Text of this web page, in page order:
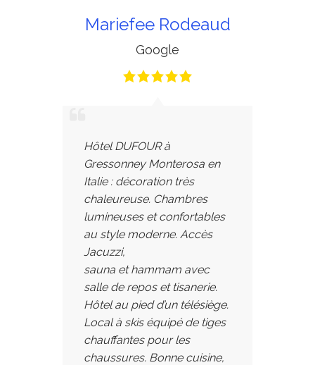
Mariefee Rodeaud
Google
Hôtel DUFOUR à
Gressonney Monterosa en
Italie : décoration très
chaleureuse. Chambres
lumineuses et confortables
au style moderne. Accès
Jacuzzi,
sauna et hammam avec
salle de repos et tisanerie.
Hôtel au pied d’un télésiège.
Local à skis équipé de tiges
chauffantes pour les
chaussures. Bonne cuisine,